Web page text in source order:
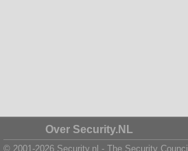
Over Security.NL
© 2001-2026 Security.nl - The Security Council